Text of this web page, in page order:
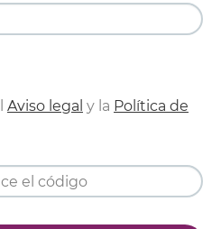
Aviso legal y la Política de